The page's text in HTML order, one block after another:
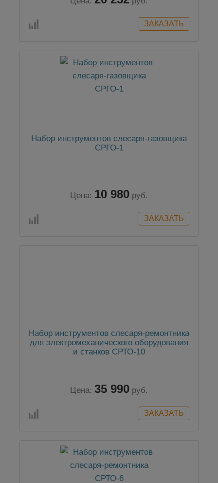
Набор инструментов слесаря-газовщика
СРГО-1
Цена: 10 980 руб.
Набор инструментов слесаря-ремонтника
для электромеханического оборудования
и станков СРТО-10
Цена: 35 990 руб.